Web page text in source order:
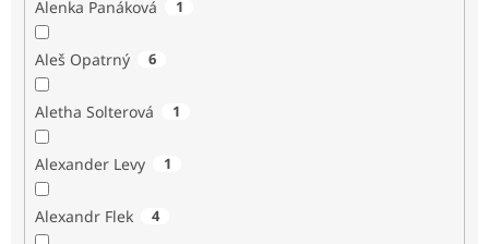
Alenka Panáková 1
Aleš Opatrný 6
Aletha Solterová 1
Alexander Levy 1
Alexandr Flek 4